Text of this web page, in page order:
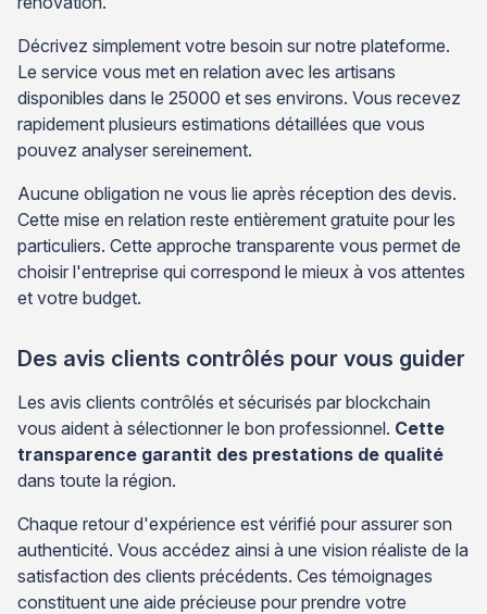
Décrivez simplement votre besoin sur notre plateforme.
Le service vous met en relation avec les artisans
disponibles dans le 25000 et ses environs. Vous recevez
rapidement plusieurs estimations détaillées que vous
pouvez analyser sereinement.
Aucune obligation ne vous lie après réception des devis.
Cette mise en relation reste entièrement gratuite pour les
particuliers. Cette approche transparente vous permet de
choisir l'entreprise qui correspond le mieux à vos attentes
et votre budget.
Des avis clients contrôlés pour vous guider
Les avis clients contrôlés et sécurisés par blockchain
vous aident à sélectionner le bon professionnel. Cette
transparence garantit des prestations de qualité
dans toute la région.
Chaque retour d'expérience est vérifié pour assurer son
authenticité. Vous accédez ainsi à une vision réaliste de la
satisfaction des clients précédents. Ces témoignages
constituent une aide précieuse pour prendre votre